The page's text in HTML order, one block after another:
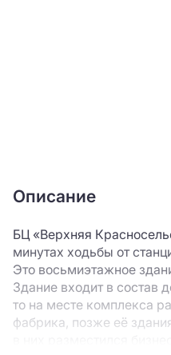
Описание
БЦ «Верхняя
минутах ходьбы от
Это восьмиэтажное
Здание входит в состав
то на месте комплекса
фабрика, позже её